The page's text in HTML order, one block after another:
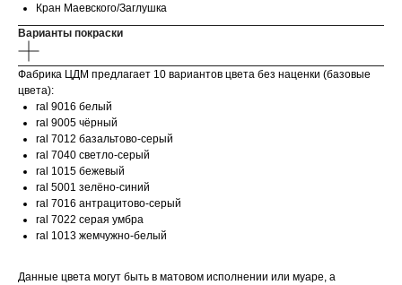
Кран Маевского/Заглушка
Варианты покраски
Фабрика ЦДМ предлагает 10 вариантов цвета без наценки (базовые
цвета):
ral 9016 белый
ral 9005 чёрный
ral 7012 базальтово-серый
ral 7040 светло-серый
ral 1015 бежевый
ral 5001 зелёно-синий
ral 7016 антрацитово-серый
ral 7022 серая умбра
ral 1013 жемчужно-белый
Данные цвета могут быть в матовом исполнении или муаре, а